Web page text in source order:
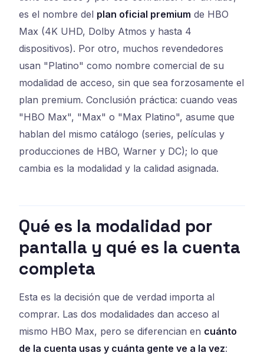
es el nombre del plan oficial premium de HBO
Max (4K UHD, Dolby Atmos y hasta 4
dispositivos). Por otro, muchos revendedores
usan "Platino" como nombre comercial de su
modalidad de acceso, sin que sea forzosamente el
plan premium. Conclusión práctica: cuando veas
"HBO Max", "Max" o "Max Platino", asume que
hablan del mismo catálogo (series, películas y
producciones de HBO, Warner y DC); lo que
cambia es la modalidad y la calidad asignada.
Qué es la modalidad por
pantalla y qué es la cuenta
completa
Esta es la decisión que de verdad importa al
comprar. Las dos modalidades dan acceso al
mismo HBO Max, pero se diferencian en cuánto
de la cuenta usas y cuánta gente ve a la vez: